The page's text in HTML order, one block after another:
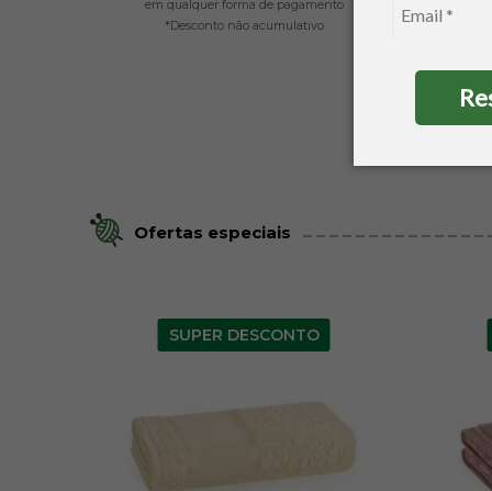
em qualquer forma de pagamento
*Desconto não acumulativo
Ofertas especiais
SUPER DESCONTO